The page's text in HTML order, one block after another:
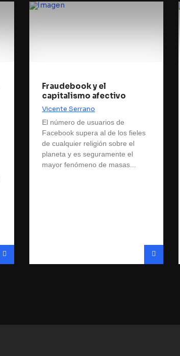
Fraudebook y el
capitalismo afectivo
Vicente Serrano
El número de usuarios de
Facebook supera al de los fieles
de cualquier religión sobre el
planeta y es seguramente el
mayor fenómeno de masas...